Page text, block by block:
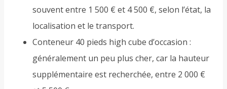
souvent entre 1 500 € et 4 500 €, selon l’état, la
localisation et le transport.
Conteneur 40 pieds high cube d’occasion :
généralement un peu plus cher, car la hauteur
supplémentaire est recherchée, entre 2 000 €